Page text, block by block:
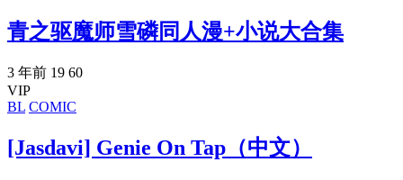
青之驱魔师雪磷同人漫+小说大合集
3 年前 19 60
VIP
BL COMIC
[Jasdavi] Genie On Tap（中文）